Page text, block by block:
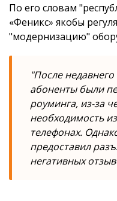
По его словам
«Феникс» якобы
"модернизацию"
"После
абоненты были
роуминга, из-за
необходимость
телефонах.
предоставил
негативных